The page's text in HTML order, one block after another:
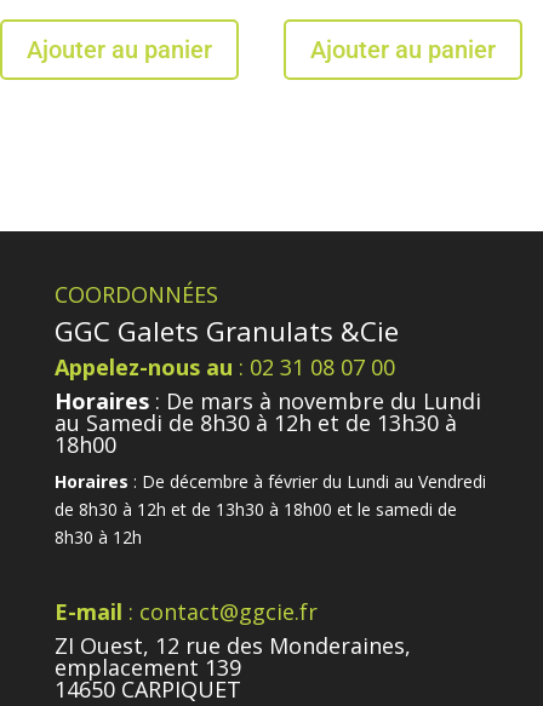
Ajouter au panier Ajouter au panier
COORDONNÉES
GGC Galets Granulats &Cie
Appelez-nous au : 02 31 08 07 00
Horaires: De mars à novembre du Lundi
au Samedi de 8h30 à 12h et de 13h30 à
18h00
Horaires : De décembre à février du Lundi au Vendredi
de 8h30 à 12h et de 13h30 à 18h00 et le samedi de
8h30 à 12h
E-mail : contact@ggcie.fr
ZI Ouest, 12 rue des Monderaines,
emplacement 139
14650 CARPIQUET